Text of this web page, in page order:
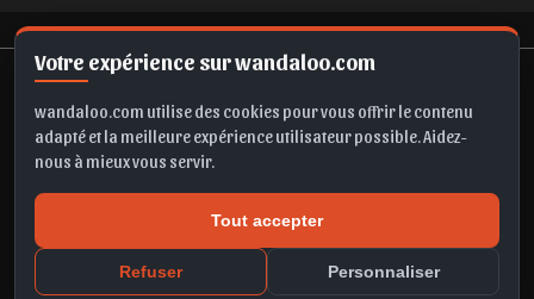
Votre expérience sur wandaloo.com
wandaloo.com utilise des cookies pour vous offrir le contenu
adapté et la meilleure expérience utilisateur possible. Aidez-
nous à mieux vous servir.
Tout accepter
Refuser Personnaliser
Accès membre
Vos identifiants